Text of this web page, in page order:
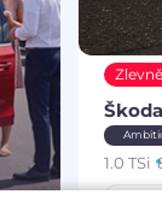
1.0 TSi